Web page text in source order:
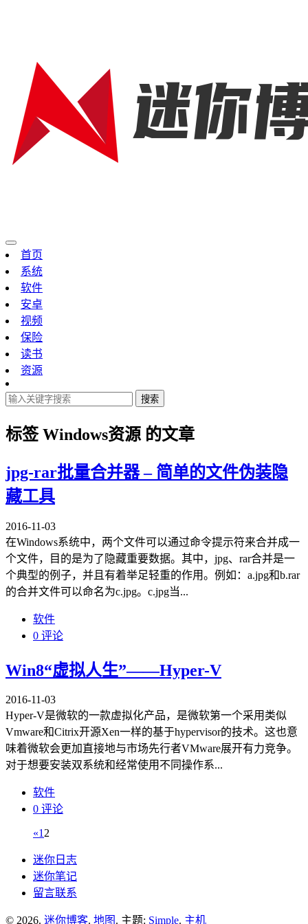
首页
系统
软件
安卓
视频
保险
读书
资源
搜索
标签Windows资源 的文章
jpg-rar批量合并器 – 简单的文件伪装隐
藏工具
2016-11-03
在Windows系统中，两个文件可以通过命令提示符来合并成一
个文件，目的是为了隐藏重要数据。其中，jpg、rar合并是一
个典型的例子，并且有着举足轻重的作用。例如：a.jpg和b.rar
的合并文件可以命名为c.jpg。c.jpg当...
软件
0 评论
Win8“虚拟人生”——Hyper-V
2016-11-03
Hyper-V是微软的一款虚拟化产品，是微软第一个采用类似
Vmware和Citrix开源Xen一样的基于hypervisor的技术。这也意
味着微软会更加直接地与市场先行者VMware展开有力竞争。
对于想要安装双系统和经常使用不同操作系...
软件
0 评论
«12
迷你日志
迷你笔记
留言联系
© 2026. 迷你博客. 地图 . 主题: Simple. 主机